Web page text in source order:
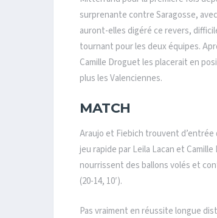
surprenante contre Saragosse,
auront-elles digéré ce revers,
tournant pour les deux équipes.
Camille Droguet les placerait en
plus les Valenciennes.
MATCH
Araujo et Fiebich trouvent d’entrée
jeu rapide par Leila Lacan et
nourrissent des ballons volés et
(20-14, 10′).
Pas vraiment en réussite longue